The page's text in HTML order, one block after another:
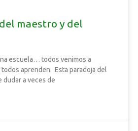
maestro y del
escuela… todos venimos a
aprenden. Esta paradoja del
dudar a veces de